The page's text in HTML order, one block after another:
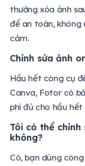
thường xóa ảnh
để an toàn, không
cảm.
Chỉnh sửa ảnh
Hầu hết công cụ
Canva, Fotor có
phí đủ cho hầu hết
Tôi có thể
không?
Có, bạn dùng